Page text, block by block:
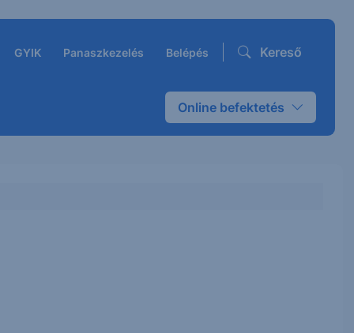
GYIK Panaszkezelés Belépés Kereső
Online befektetés